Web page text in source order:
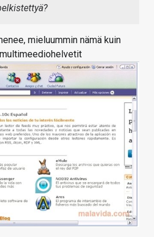
mieluummin nämä kuin